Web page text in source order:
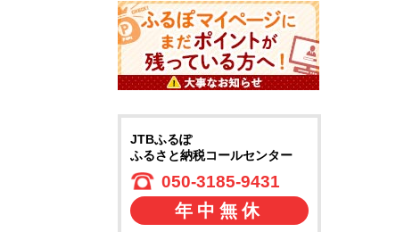
JTBふるぽ
ふるさと納税コールセンター
050-3185-9431
年中無休